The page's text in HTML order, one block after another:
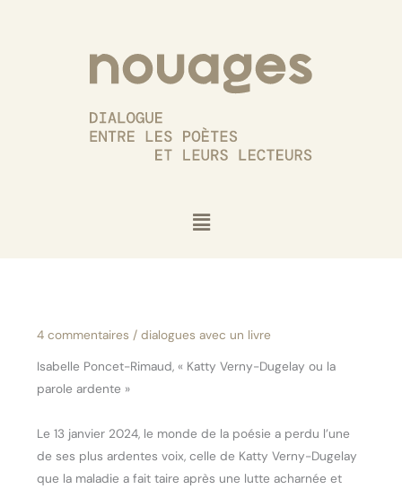
Menu
4 commentaires /dialogues avec un livre
Isabelle Poncet-Rimaud, « Katty Verny-Dugelay ou la
parole ardente »
Le 13 janvier 2024, le monde de la poésie a perdu l’une
de ses plus ardentes voix, celle de Katty Verny-Dugelay
que la maladie a fait taire après une lutte acharnée et